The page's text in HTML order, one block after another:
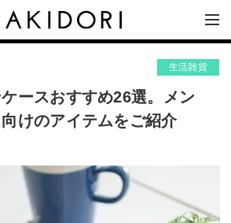
生活雑貨
ースおすすめ26選。メン
けのアイテムをご紹介